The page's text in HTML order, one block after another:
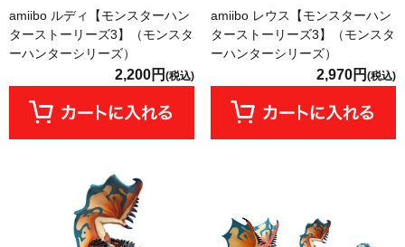
amiibo ルディ【モンスターハン
ターストーリーズ3】（モンスタ
ーハンターシリーズ）
2,200円 (税込)
amiibo レウス【モンスターハン
ターストーリーズ3】（モンスタ
ーハンターシリーズ）
2,970円 (税込)